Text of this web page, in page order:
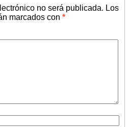
no será publicada. Los
marcados con *